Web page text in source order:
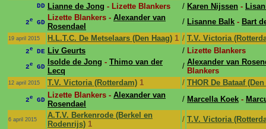
DD Lianne de Jong - Lizette Blankers / Karen Nijssen -
2e GD
Lizette Blankers - Alexander van
Rosendael
/ Lisanne Balk - Bart
19 april 2015 H.L.T.C. De Metselaars (Den Haag) 1 / T.V. Victoria
2e DE Liv Geurts / Lizette Blankers
2e GD
Isolde de Jong - Thimo van der
Lecq
/ Alexander van
Blankers
12 april 2015 T.V. Victoria (Rotterdam) 1 / THOR De Bataaf (Den
2e GD
Lizette Blankers - Alexander van
Rosendael
/ Marcella Koek -
6 april 2015
A.T.V. Berkenrode (Berkel en
Rodenrijs) 1
/ T.V. Victoria